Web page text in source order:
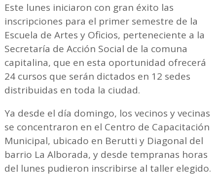
Este lunes iniciaron con gran éxito las
inscripciones para el primer semestre de la
Escuela de Artes y Oficios, perteneciente a la
Secretaría de Acción Social de la comuna
capitalina, que en esta oportunidad ofrecerá
24 cursos que serán dictados en 12 sedes
distribuidas en toda la ciudad.
Ya desde el día domingo, los vecinos y vecinas
se concentraron en el Centro de Capacitación
Municipal, ubicado en Berutti y Diagonal del
barrio La Alborada, y desde tempranas horas
del lunes pudieron inscribirse al taller elegido.